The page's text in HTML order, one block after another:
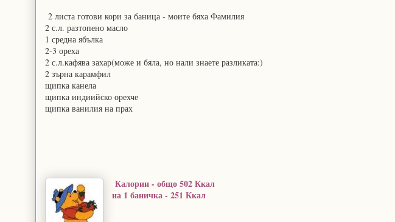
2 листа готови кори за баница - моите бяха Фамилия
2 с.л. разтопено масло
1 средна ябълка
2-3 ореха
2 с.л.кафява захар(може и бяла, но нали знаете разликата:)
2 зърна карамфил
щипка канела
щипка индиийско орехче
щипка ванилия на прах
Калории - общо 502 Ккал
на 1 баничка - 251 Ккал